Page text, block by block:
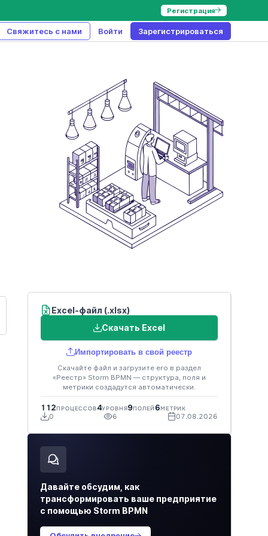
Регистрация
Свяжитесь с нами Войти Зарегистрироваться
Excel-файл (.xlsx)
Скачать Excel
Импортировать в свой реестр
Скачайте файл и загрузите его в раздел
«Реестр» Storm BPMN — структура, поля и
метрики создадутся автоматически.
112ПРОЦЕССОВ4УРОВНЯ9ПОЛЕЙ6МЕТРИК
0 6 07.08.2026
Давайте обсудим, как
трансформировать ваше предприятие
с помощью Storm BPMN